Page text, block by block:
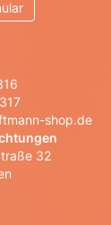
shop.de
32